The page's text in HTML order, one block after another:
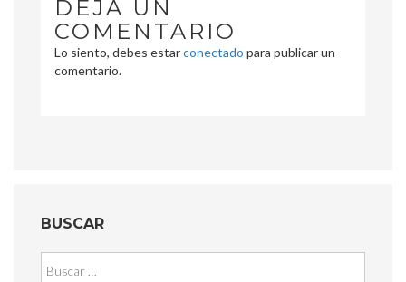
DEJA UN
COMENTARIO
Lo siento, debes estarconectado para publicar un
comentario.
BUSCAR